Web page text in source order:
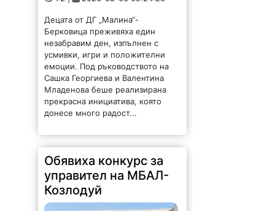
емоции. Под ръководството на
Сашка Георгиева и Валентина
Младенова беше реализирана
прекрасна инициатива, която
донесе много радост...
Обявиха конкурс за
управител на МБАЛ-